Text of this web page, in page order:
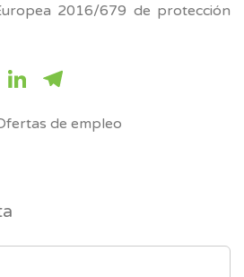
2016/679 de protección
CopyLinkedIn
de empleo